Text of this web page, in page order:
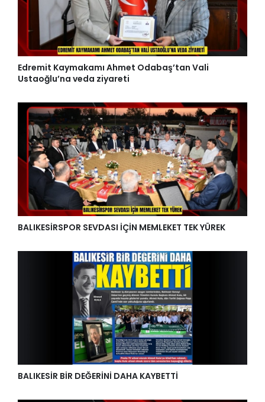
Edremit Kaymakamı Ahmet Odabaş’tan Vali
Ustaoğlu’na veda ziyareti
BALIKESİRSPOR SEVDASI İÇİN MEMLEKET TEK YÜREK
BALIKESİR BİR DEĞERİNİ DAHA KAYBETTİ